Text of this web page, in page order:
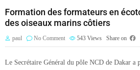
Formation des formateurs en
des oiseaux marins côtiers
paul No Comment 543 Views Share on
Le Secrétaire Général du pôle NCD de Dakar a